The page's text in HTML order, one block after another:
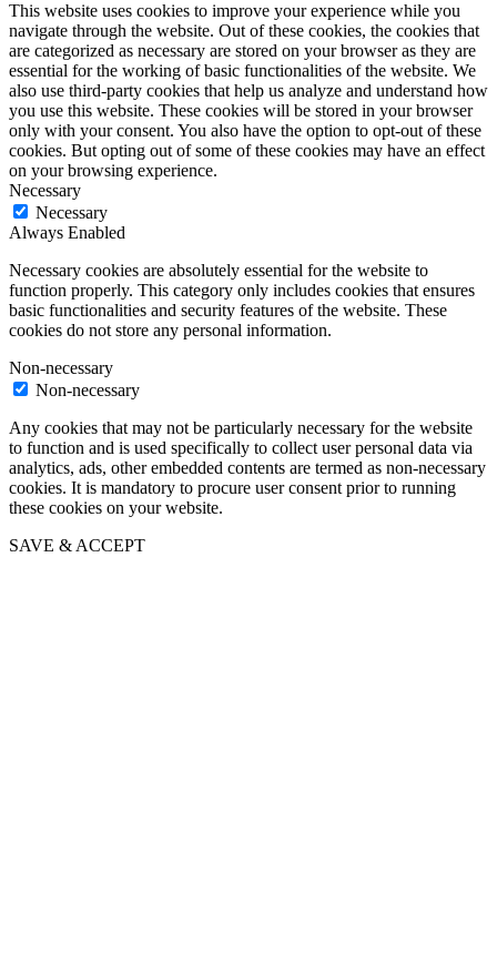
This website uses cookies to improve your experience while you
navigate through the website. Out of these cookies, the cookies that
are categorized as necessary are stored on your browser as they are
essential for the working of basic functionalities of the website. We
also use third-party cookies that help us analyze and understand how
you use this website. These cookies will be stored in your browser
only with your consent. You also have the option to opt-out of these
cookies. But opting out of some of these cookies may have an effect
on your browsing experience.
Necessary
Necessary
Always Enabled
Necessary cookies are absolutely essential for the website to
function properly. This category only includes cookies that ensures
basic functionalities and security features of the website. These
cookies do not store any personal information.
Non-necessary
Non-necessary
Any cookies that may not be particularly necessary for the website
to function and is used specifically to collect user personal data via
analytics, ads, other embedded contents are termed as non-necessary
cookies. It is mandatory to procure user consent prior to running
these cookies on your website.
SAVE & ACCEPT